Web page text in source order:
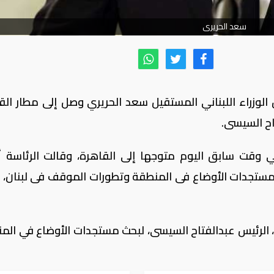
سعد الحريرى
اللبناني المستقيل سعد الحريري وصل إلى مطار
السيسى.
وقت سابق اليوم متوجها إلى القاهرة، وقالت
الأوضاع فى المنطقة وتطورات الموقف فى
الرئيس عبدالفتاح السيسى، لبحث مستجدات الأوضاع في